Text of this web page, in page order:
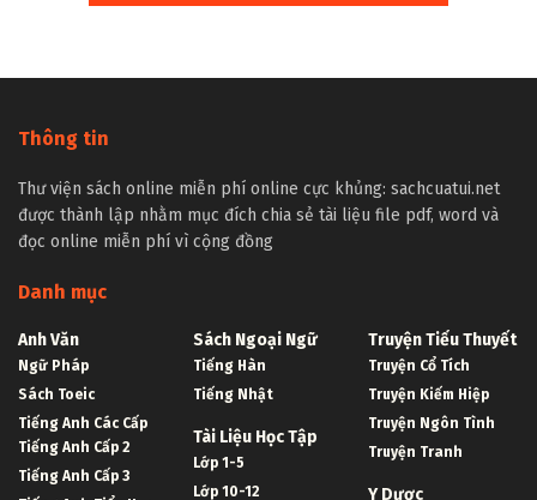
Thông tin
Thư viện sách online miễn phí online cực khủng: sachcuatui.net
được thành lập nhằm mục đích chia sẻ tài liệu file pdf, word và
đọc online miễn phí vì cộng đồng
Danh mục
Anh Văn
Ngữ Pháp
Sách Toeic
Tiếng Anh Các Cấp
Tiếng Anh Cấp 2
Tiếng Anh Cấp 3
Sách Ngoại Ngữ
Tiếng Hàn
Tiếng Nhật
Tài Liệu Học Tập
Lớp 1-5
Lớp 10-12
Truyện Tiểu Thuyết
Truyện Cổ Tích
Truyện Kiếm Hiệp
Truyện Ngôn Tình
Truyện Tranh
Y Dược